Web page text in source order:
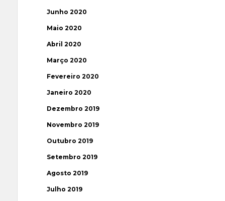
Junho 2020
Maio 2020
Abril 2020
Março 2020
Fevereiro 2020
Janeiro 2020
Dezembro 2019
Novembro 2019
Outubro 2019
Setembro 2019
Agosto 2019
Julho 2019